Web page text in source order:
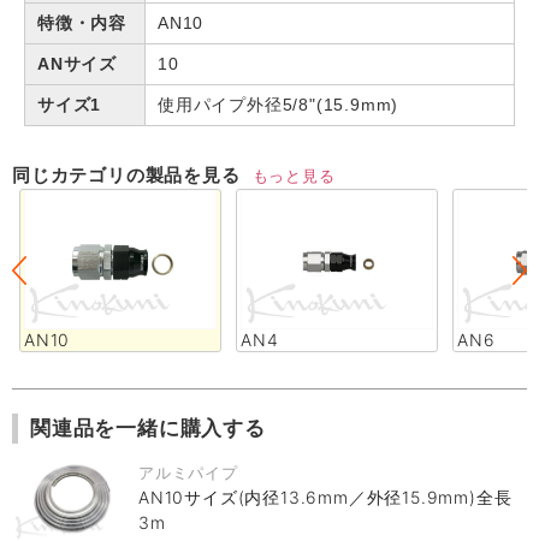
特徴・内容 AN10
ANサイズ 10
サイズ1 使用パイプ外径5/8"(15.9mm)
同じカテゴリの製品を見る もっと見る
AN10 AN4 AN6
関連品を一緒に購入する
アルミパイプ
AN10サイズ(内径13.6mm／外径15.9mm)全長
3m